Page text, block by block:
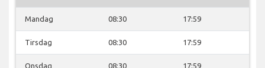
Mandag 08:30 17:59
Tirsdag 08:30 17:59
Onsdag 08:30 17:59